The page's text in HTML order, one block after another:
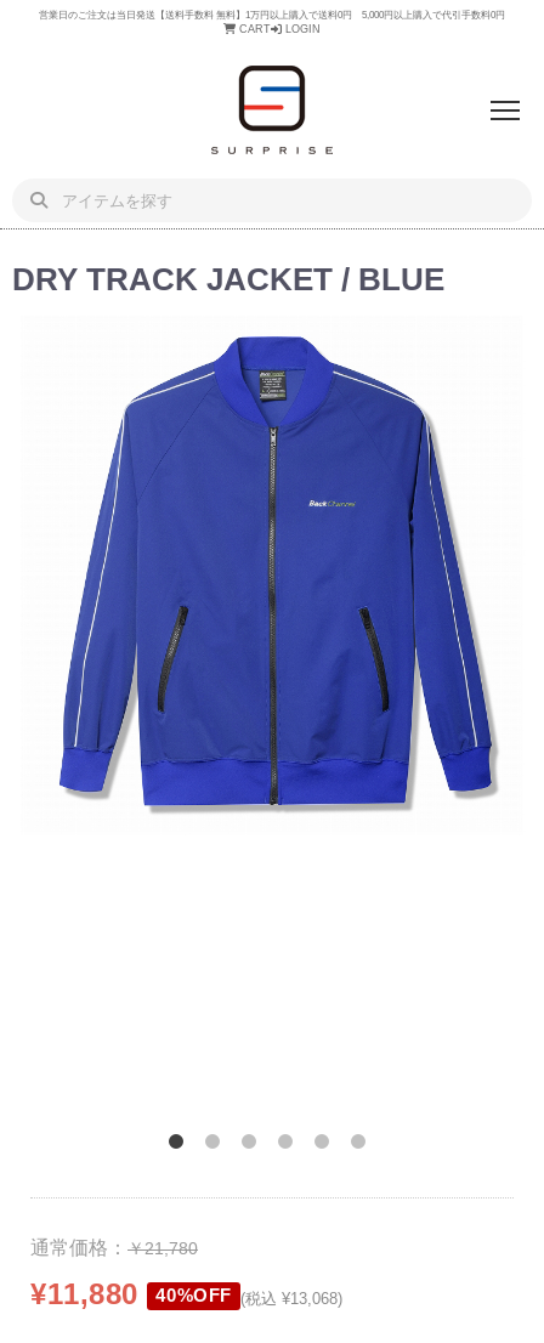
営業日のご注文は当日発送【送料手数料 無料】1万円以上購入で送料0円 5,000円以上購入で代引手数料0円
CART LOGIN
DRY TRACK JACKET / BLUE
通常価格： ￥21,780
¥11,880 40%OFF (税込 ¥13,068)